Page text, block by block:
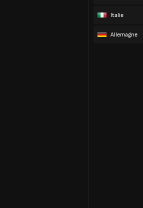
Italie
Allemagne